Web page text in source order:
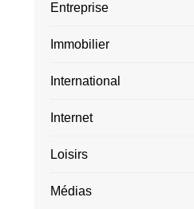
Entreprise
Immobilier
International
Internet
Loisirs
Médias